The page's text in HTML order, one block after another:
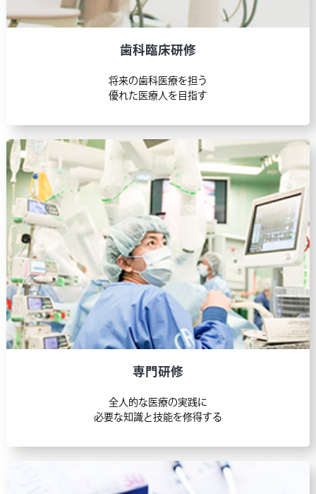
広域連携型プログラムQ＆Aを掲載しました。
医師臨床研修
Vol.5（JAとりで総合医療センター）を掲載し
ました。
2025.09.16
医師臨床研修
広域連携通信Vol.3（ひたちなか総合病院）を
掲載しました。
2025.08.18
歯科医師臨床研修
2025年度 第1回東京医科歯科大学病院歯科臨床
→終了しました
2026年度採用試験Web申請受付開始しまし
→終了しました
歯科臨床研修
将来の歯科医療を担う
優れた医療人を目指す
専門研修
全人的な医療の実践に
必要な知識と技能を修得する